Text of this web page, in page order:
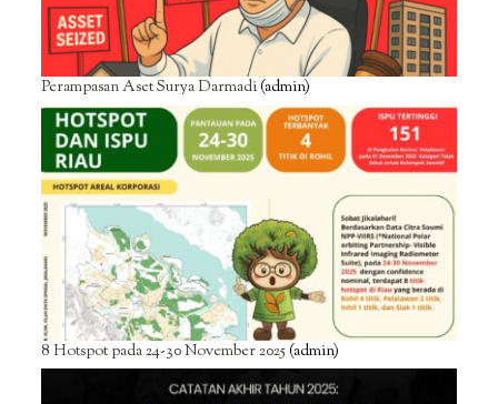
Perampasan Aset Surya Darmadi(admin)
8 Hotspot pada 24-30 November 2025(admin)